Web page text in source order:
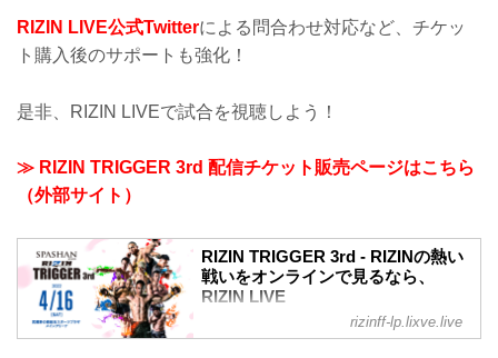
放送・配信！
RIZIN LIVE公式Twitterによる問合わせ対応など、チケッ
ト購入後のサポートも強化！
是非、RIZIN LIVEで試合を視聴しよう！
≫ RIZIN TRIGGER 3rd 配信チケット販売ページはこちら
（外部サイト）
RIZIN TRIGGER 3rd - RIZINの熱い
戦いをオンラインで見るなら、
RIZIN LIVE
<累計視聴者数35万人突破！> RIZIN
rizinff-lp.lixve.live